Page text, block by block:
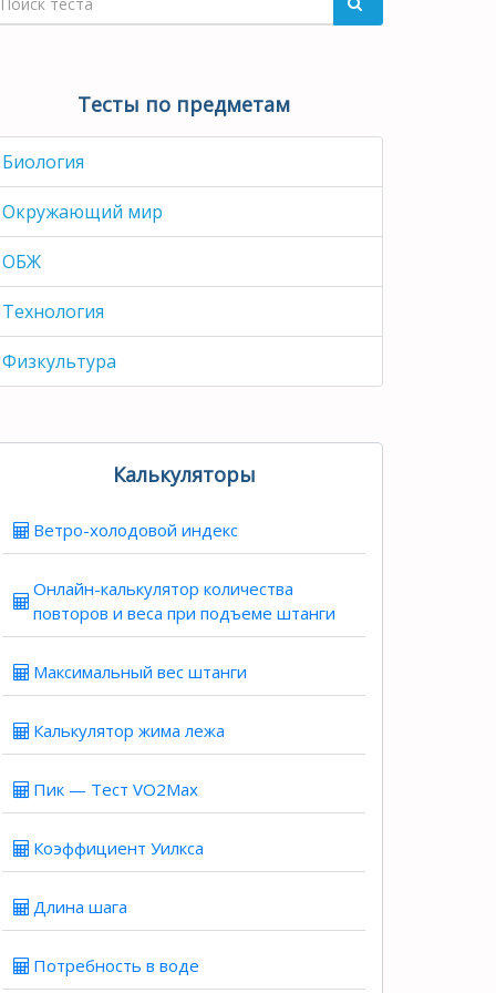
Тесты по предметам
Биология
Окружающий мир
ОБЖ
Технология
Физкультура
Калькуляторы
Ветро-холодовой индекс
Онлайн-калькулятор количества
повторов и веса при подъеме штанги
Максимальный вес штанги
Калькулятор жима лежа
Пик — Тест VO2Max
Коэффициент Уилкса
Длина шага
Потребность в воде